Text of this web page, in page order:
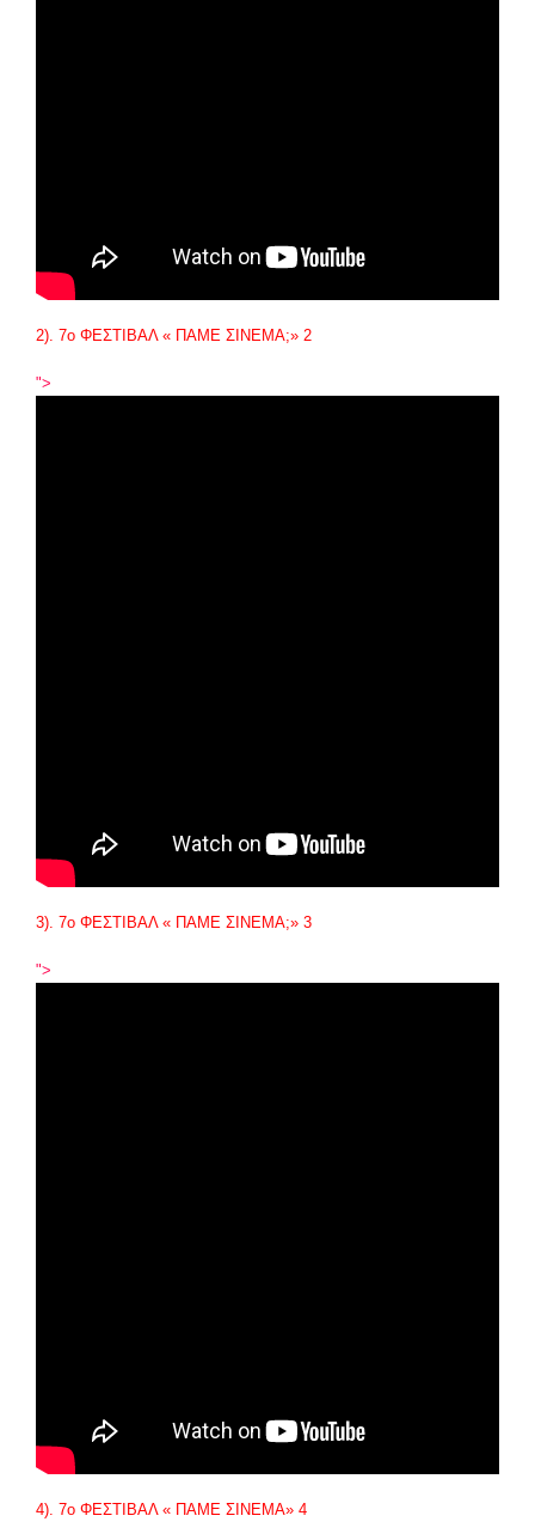
2). 7ο ΦΕΣΤΙΒΑΛ « ΠΑΜΕ ΣΙΝΕΜΑ;» 2
">
3). 7ο ΦΕΣΤΙΒΑΛ « ΠΑΜΕ ΣΙΝΕΜΑ;» 3
">
4). 7ο ΦΕΣΤΙΒΑΛ « ΠΑΜΕ ΣΙΝΕΜΑ» 4